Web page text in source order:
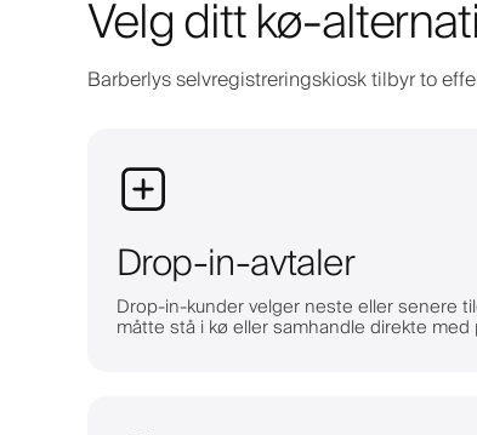
Velg ditt kø-
Barberlys selvregistreringskiosk tilbyr to
Drop-in-avtaler
Drop-in-kunder velger neste eller senere
måtte stå i kø eller samhandle direkte